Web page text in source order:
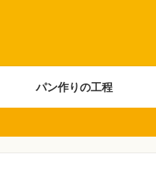
パン作りの工程